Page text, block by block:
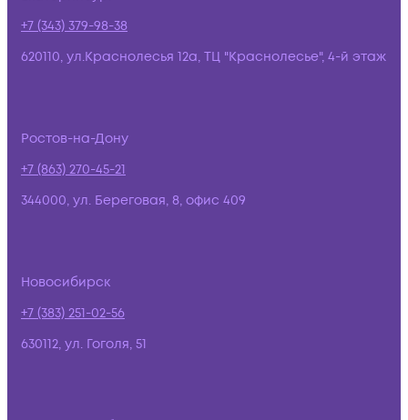
+7 (343) 379-98-38
620110, ул.Краснолесья 12а, ТЦ "Краснолесье", 4-й этаж
Ростов-на-Дону
+7 (863) 270-45-21
344000, ул. Береговая, 8, офис 409
Новосибирск
+7 (383) 251-02-56
630112, ул. Гоголя, 51